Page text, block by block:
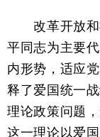
改革开放和
平同志为主要
内形势，适应
释了爱国统一
理论政策问题
这一理论以爱